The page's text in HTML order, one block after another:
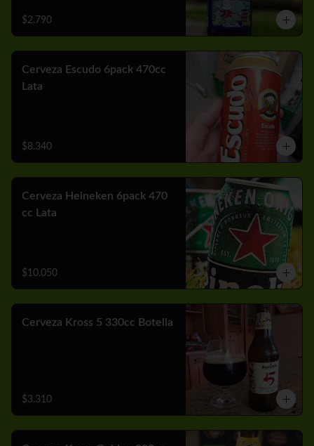
$2.790
Cerveza Escudo 6pack 470cc
Lata
$8.340
Cerveza Heineken 6pack 470
cc Lata
$10.050
Cerveza Kross 5 330cc Botella
$3.310